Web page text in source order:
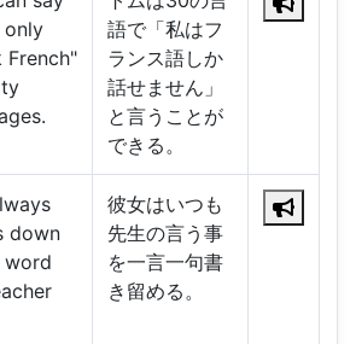
only
French"
語で「私はフ
ランス語しか
話せません」
と言うことが
できる。
down
word
彼女はいつも
先生の言う事
を一言一句書
き留める。